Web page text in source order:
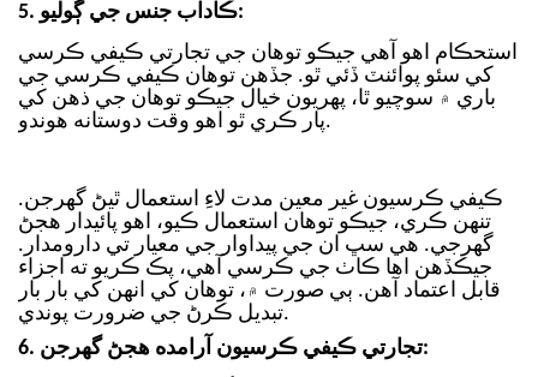
5. ڪاداب جنس جي ڳوليو:
استحڪام اهو آهي جيڪو توهان جي تجارتي ڪيفي ڪرسي
کي سئو پوائنٽ ڏئي ٿو. جڏهن توهان ڪيفي ڪرسي جي
باري ۾ سوچيو ٿا، پهريون خيال جيڪو توهان جي ذهن کي
پار ڪري ٿو اهو وقت دوستانه هوندو.
ڪيفي ڪرسيون غير معين مدت لاءِ استعمال ٿيڻ گهرجن.
تنهن ڪري، جيڪو توهان استعمال ڪيو، اهو پائيدار هجڻ
گهرجي. هي سڀ ان جي پيداوار جي معيار تي دارومدار.
جيڪڏهن اها ڪاٺ جي ڪرسي آهي، پڪ ڪريو ته اجزاء
قابل اعتماد آهن. ٻي صورت ۾، توهان کي انهن کي بار بار
تبديل ڪرڻ جي ضرورت پوندي.
6. تجارتي ڪيفي ڪرسيون آرامده هجڻ گهرجن: